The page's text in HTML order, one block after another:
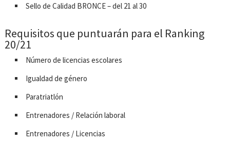
Sello de Calidad BRONCE – del 21 al 30
Requisitos que puntuarán para el Ranking
20/21
Número de licencias escolares
Igualdad de género
Paratriatlón
Entrenadores / Relación laboral
Entrenadores / Licencias